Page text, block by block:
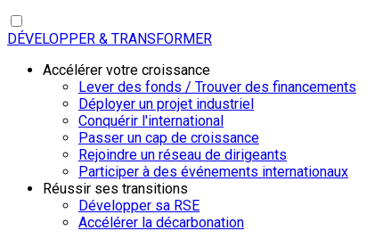
DÉVELOPPER & TRANSFORMER
Accélérer votre croissance
Lever des fonds / Trouver des financements
Déployer un projet industriel
Conquérir l'international
Passer un cap de croissance
Rejoindre un réseau de dirigeants
Participer à des événements internationaux
Réussir ses transitions
Développer sa RSE
Accélérer la décarbonation